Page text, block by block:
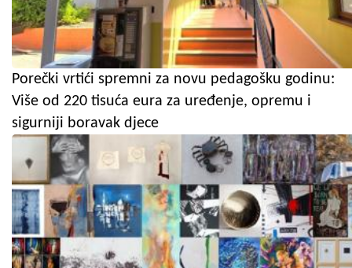
Porečki vrtići spremni za novu pedagošku godinu:
Više od 220 tisuća eura za uređenje, opremu i
sigurniji boravak djece